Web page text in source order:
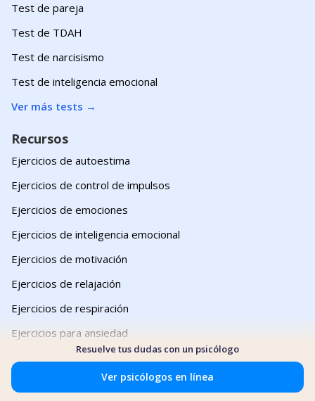
Resuelve tus dudas con un psicólogo
Ver psicólogos en línea
Test de pareja
Test de TDAH
Test de narcisismo
Test de inteligencia emocional
Ver más tests →
Recursos
Ejercicios de autoestima
Ejercicios de control de impulsos
Ejercicios de emociones
Ejercicios de inteligencia emocional
Ejercicios de motivación
Ejercicios de relajación
Ejercicios de respiración
Ejercicios para ansiedad
Ejercicios de yoga